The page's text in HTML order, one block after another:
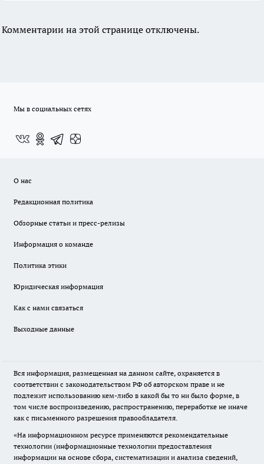
Комментарии на этой странице отключены.
Мы в социальных сетях
О нас
Редакционная политика
Обзорные статьи и пресс-релизы
Информация о команде
Политика этики
Юридическая информация
Как с нами связаться
Выходные данные
Вся информация, размещенная на данном сайте, охраняется в
соответствии с законодательством РФ об авторском праве и не
подлежит использованию кем-либо в какой бы то ни было форме, в
том числе воспроизведению, распространению, переработке не иначе
как с письменного разрешения правообладателя.
«На информационном ресурсе применяются рекомендательные
технологии (информационные технологии предоставления
информации на основе сбора, систематизации и анализа сведений,